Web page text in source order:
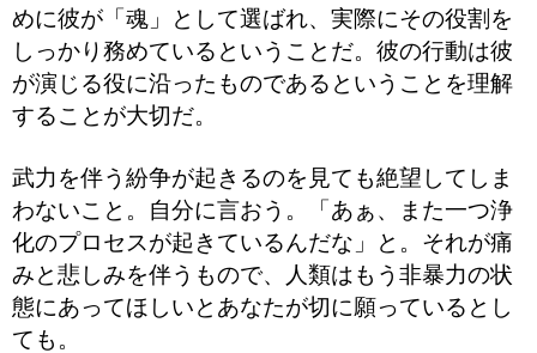
めに彼が「魂」として選ばれ、実際にその役割を
しっかり務めているということだ。彼の行動は彼
が演じる役に沿ったものであるということを理解
することが大切だ。
武力を伴う紛争が起きるのを見ても絶望してしま
わないこと。 自分に言おう。「あぁ、また一つ浄
化のプロセスが起きているんだな」と。 それが痛
みと悲しみを伴うもので、人類はもう非暴力の状
態にあってほしいとあなたが切に願っているとし
ても。